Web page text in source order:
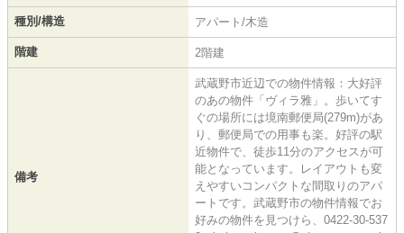
種別/構造 アパート/木造
階建 2階建
備考
武蔵野市近辺での物件情報：大好評
のあの物件「ヴィラ雅」。歩いてす
ぐの場所には境南郵便局(279m)があ
り、郵便局での用事も楽。好評の駅
近物件で、徒歩11分のアクセスが可
能となっています。レイアウトも変
えやすいコンパクトな間取りのアパ
ートです。武蔵野市の物件情報でお
好みの物件を見つけら、0422-30-537